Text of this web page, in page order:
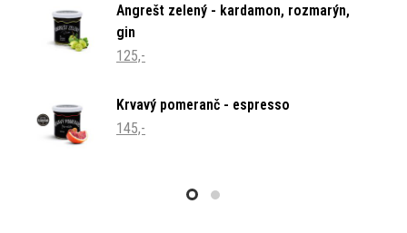
Angrešt zelený - kardamon, rozmarýn,
gin
125,-
Krvavý pomeranč - espresso
145,-